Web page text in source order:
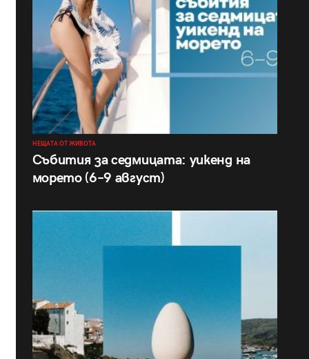
НЕЩАТА ОТ ЖИВОТА
Събития за седмицата: уикенд на
морето (6–9 август)